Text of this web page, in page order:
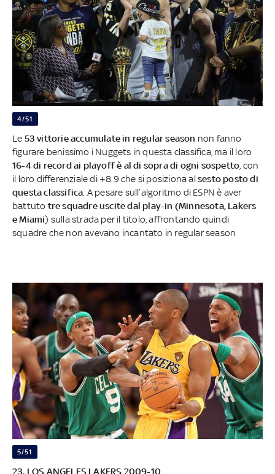
4/51
Le 53 vittorie accumulate in regular season non fanno
figurare benissimo i Nuggets in questa classifica, ma il loro
16-4 di record ai playoff è al di sopra di ogni sospetto , con
il loro differenziale di +8.9 che si posiziona alsesto posto di
questa classifica . A pesare sull’algoritmo di ESPN è aver
battuto tre squadre uscite dal play-in (Minnesota, Lakers
e Miami) sulla strada per il titolo, affrontando quindi
squadre che non avevano incantato in regular season
5/51
23. LOS ANGELES LAKERS 2009-10